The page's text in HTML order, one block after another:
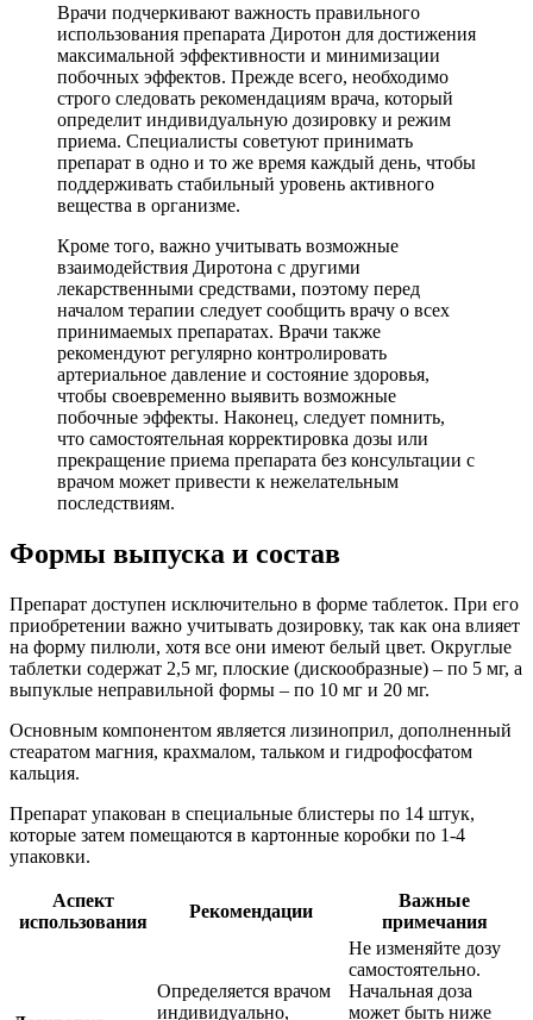
Врачи подчеркивают важность правильного
использования препарата Диротон для достижения
максимальной эффективности и минимизации
побочных эффектов. Прежде всего, необходимо
строго следовать рекомендациям врача, который
определит индивидуальную дозировку и режим
приема. Специалисты советуют принимать
препарат в одно и то же время каждый день, чтобы
поддерживать стабильный уровень активного
вещества в организме.
Кроме того, важно учитывать возможные
взаимодействия Диротона с другими
лекарственными средствами, поэтому перед
началом терапии следует сообщить врачу о всех
принимаемых препаратах. Врачи также
рекомендуют регулярно контролировать
артериальное давление и состояние здоровья,
чтобы своевременно выявить возможные
побочные эффекты. Наконец, следует помнить,
что самостоятельная корректировка дозы или
прекращение приема препарата без консультации с
врачом может привести к нежелательным
последствиям.
Формы выпуска и состав
Препарат доступен исключительно в форме таблеток. При его
приобретении важно учитывать дозировку, так как она влияет
на форму пилюли, хотя все они имеют белый цвет. Округлые
таблетки содержат 2,5 мг, плоские (дискообразные) – по 5 мг, а
выпуклые неправильной формы – по 10 мг и 20 мг.
Основным компонентом является лизиноприл, дополненный
стеаратом магния, крахмалом, тальком и гидрофосфатом
кальция.
Препарат упакован в специальные блистеры по 14 штук,
которые затем помещаются в картонные коробки по 1-4
упаковки.
Аспект
использования
Рекомендации
Важные
примечания
Определяется врачом
индивидуально,
Не изменяйте дозу
самостоятельно.
Начальная доза
может быть ниже